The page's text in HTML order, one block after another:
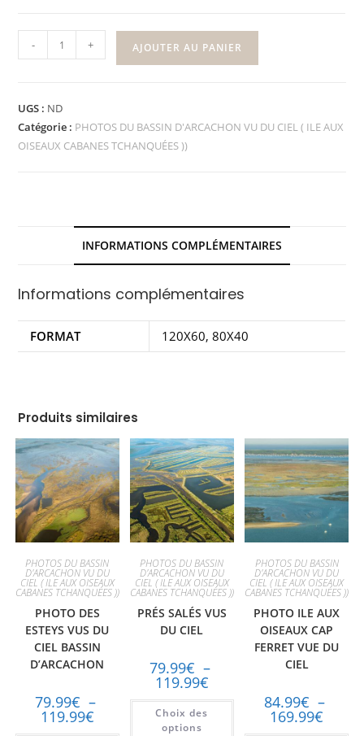
- + AJOUTER AU PANIER
UGS : ND
Catégorie : PHOTOS DU BASSIN D'ARCACHON VU DU CIEL ( ILE AUX
OISEAUX CABANES TCHANQUÉES ))
INFORMATIONS COMPLÉMENTAIRES
Informations complémentaires
FORMAT 120X60, 80X40
Produits similaires
PHOTOS DU BASSIN
D'ARCACHON VU DU
CIEL ( ILE AUX OISEAUX
CABANES TCHANQUÉES ))
PHOTO DES
ESTEYS VUS DU
CIEL BASSIN
D’ARCACHON
79.99€ –
119.99€
PHOTOS DU BASSIN
D'ARCACHON VU DU
CIEL ( ILE AUX OISEAUX
CABANES TCHANQUÉES ))
PRÉS SALÉS VUS
DU CIEL
79.99€ –
119.99€
Choix des
options
PHOTOS DU BASSIN
D'ARCACHON VU DU
CIEL ( ILE AUX OISEAUX
CABANES TCHANQUÉES ))
PHOTO ILE AUX
OISEAUX CAP
FERRET VUE DU
CIEL
84.99€ –
169.99€